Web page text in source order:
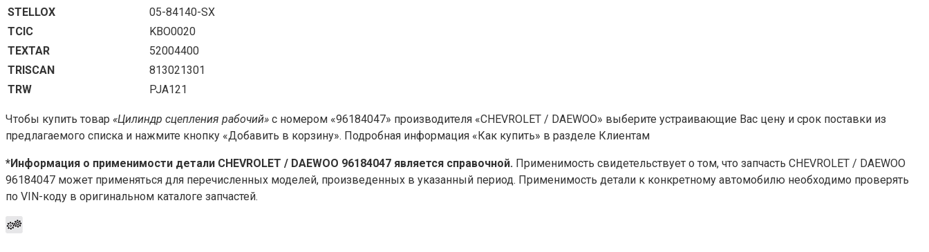
STELLOX
05-84140-SX
TCIC
KBO0020
TEXTAR
52004400
TRISCAN
813021301
TRW
PJA121
Чтобы купить товар «Цилиндр сцепления рабочий» с номером «96184047» производителя «CHEVROLET / DAEWOO» выберите устраивающие Вас цену и срок поставки из
предлагаемого списка и нажмите кнопку «Добавить в корзину». Подробная информация «Как купить» в разделе Клиентам
*Информация о применимости детали CHEVROLET / DAEWOO 96184047 является справочной. Применимость свидетельствует о том, что запчасть CHEVROLET / DAEWOO
96184047 может применяться для перечисленных моделей, произведенных в указанный период. Применимость детали к конкретному автомобилю необходимо проверять
по VIN-коду в оригинальном каталоге запчастей.